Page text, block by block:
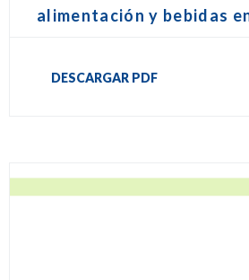
alimentación y bebidas
DESCARGAR PDF